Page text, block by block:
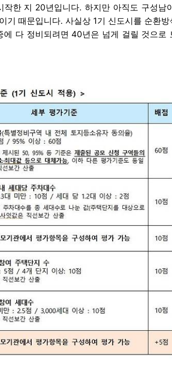
한 지 20년입니다. 하지만 아직도 구성남
기 때문입니다. 사실상 1기 신도시를 순환방
다 정비되려면 40년은 넘게 걸릴 것으로